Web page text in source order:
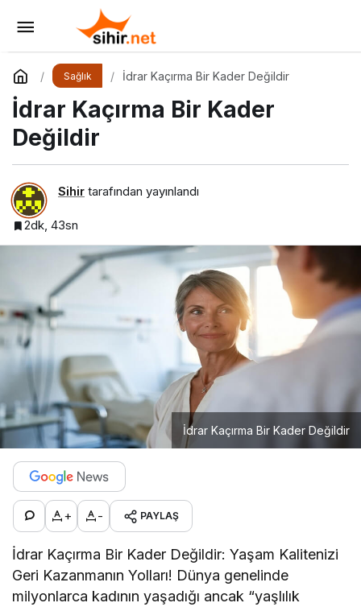
Sağlık İdrar Kaçırma Bir Kader Değildir
İdrar Kaçırma Bir Kader
Değildir
Sihir tarafından yayınlandı
2dk, 43sn
İdrar Kaçırma Bir Kader Değildir
+ - PAYLAŞ
İdrar Kaçırma Bir Kader Değildir: Yaşam Kalitenizi
Geri Kazanmanın Yolları! Dünya genelinde
milyonlarca kadının yaşadığı ancak “yaşlılık
Menopoz Sonrası Yeni Dil Edinmek
Yorum Yap